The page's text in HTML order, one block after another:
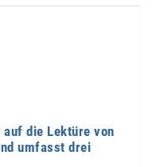
die Lektüre von
umfasst drei